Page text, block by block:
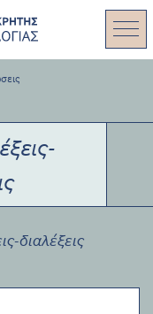
διαλέξεις